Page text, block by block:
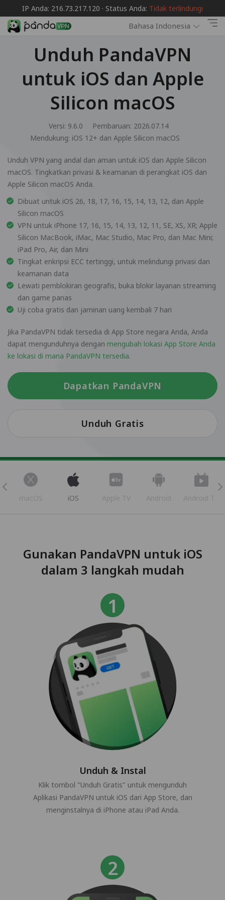
IP Anda: 216.73.217.120 · Status Anda: Tidak terlindungi
Bahasa Indonesia
Unduh PandaVPN
untuk iOS dan Apple
Silicon macOS
Versi: 9.6.0
Pembaruan: 2026.07.14
Mendukung: iOS 12+ dan Apple Silicon macOS
Unduh VPN yang andal dan aman untuk iOS dan Apple Silicon
macOS. Tingkatkan privasi & keamanan di perangkat iOS dan
Apple Silicon macOS Anda.
Dibuat untuk iOS 26, 18, 17, 16, 15, 14, 13, 12, dan Apple
Silicon macOS
VPN untuk iPhone 17, 16, 15, 14, 13, 12, 11, SE, XS, XR; Apple
Silicon MacBook, iMac, Mac Studio, Mac Pro, dan Mac Mini;
iPad Pro, Air, dan Mini
Tingkat enkripsi ECC tertinggi, untuk melindungi privasi dan
keamanan data
Lewati pemblokiran geografis, buka blokir layanan streaming
dan game panas
Uji coba gratis dan jaminan uang kembali 7 hari
Jika PandaVPN tidak tersedia di App Store negara Anda, Anda
dapat mengunduhnya dengan mengubah lokasi App Store Anda
ke lokasi di mana PandaVPN tersedia.
Dapatkan PandaVPN
Unduh Gratis
macOS iOS Apple TV Android Android TV
Gunakan PandaVPN untuk iOS
dalam 3 langkah mudah
Unduh & Instal
Klik tombol "Unduh Gratis" untuk mengunduh
Aplikasi PandaVPN untuk iOS dari App Store, dan
menginstalnya di iPhone atau iPad Anda.